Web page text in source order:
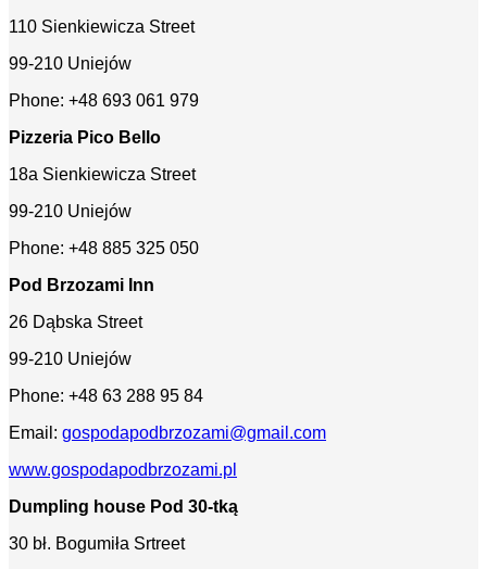
110 Sienkiewicza Street
99-210 Uniejów
Phone: +48 693 061 979
Pizzeria Pico Bello
18a Sienkiewicza Street
99-210 Uniejów
Phone: +48 885 325 050
Pod Brzozami Inn
26 Dąbska Street
99-210 Uniejów
Phone: +48 63 288 95 84
Email: gospodapodbrzozami@gmail.com
www.gospodapodbrzozami.pl
Dumpling house Pod 30-tką
30 bł. Bogumiła Srtreet